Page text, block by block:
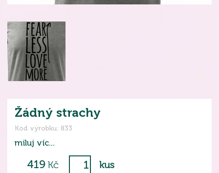
Žádný strachy
Kód výrobku: 833
miluj víc...
419 Kč kus